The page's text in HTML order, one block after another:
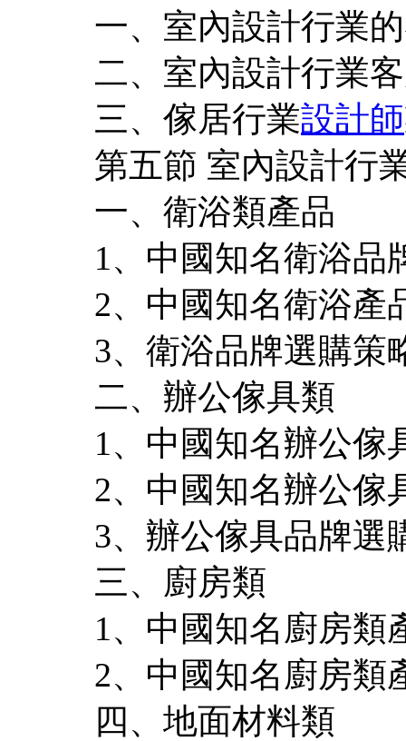
一、室內設計行業
二、室內設計行業
三、傢居行業設計師
第五節 室內設計行
一、衛浴類產品
1、中國知名衛浴品
2、中國知名衛浴產
3、衛浴品牌選購策
二、辦公傢具類
1、中國知名辦公傢
2、中國知名辦公傢
3、辦公傢具品牌選
三、廚房類
1、中國知名廚房類
2、中國知名廚房類
四、地面材料類